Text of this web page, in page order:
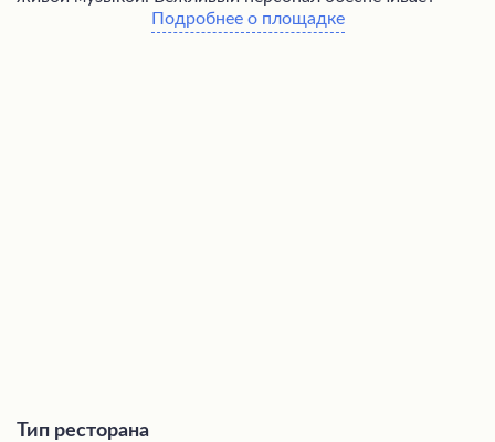
отличное обслуживание, а разнообразное меню
Подробнее о площадке
Тип ресторана